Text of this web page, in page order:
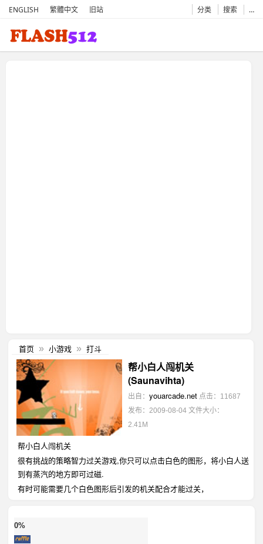
ENGLISH 繁體中文 旧站 分类 搜索 …
首页 » 小游戏 » 打斗
帮小白人闯机关
(Saunavihta)
出自： youarcade.net 点击：11687
发布：2009-08-04 文件大小：
2.41M
帮小白人闯机关
很有挑战的策略智力过关游戏,你只可以点击白色的图形，将小白人送
到有蒸汽的地方即可过磁.
有时可能需要几个白色图形后引发的机关配合才能过关，
0%